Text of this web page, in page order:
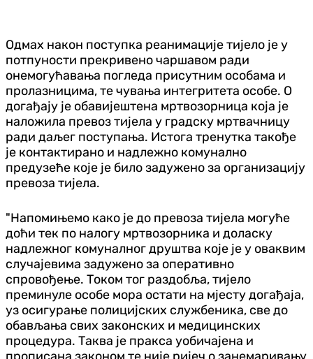
Одмах након поступка реанимације тијело је у
потпуности прекривено чаршавом ради
онемогућавања погледа присутним особама и
пролазницима, те чувања интегритета особе. О
догађају је обавијештена мртвозорница која је
наложила превоз тијела у градску мртвачницу
ради даљег поступања. Истога тренутка такође
је контактирано и надлежно комунално
предузеће које је било задужено за организацију
превоза тијела.
"Напомињемо како је до превоза тијела могуће
доћи тек по налогу мртвозорника и доласку
надлежног комуналног друштва које је у оваквим
случајевима задужено за оперативно
спровођење. Током тог раздобља, тијело
преминуле особе мора остати на мјесту догађаја,
уз осигурање полицијских службеника, све до
обављања свих законских и медицинских
процедура. Таква је пракса уобичајена и